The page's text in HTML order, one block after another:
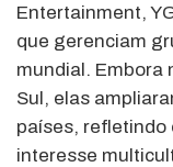
Entertainment,
que gerenciam
mundial. Embora
Sul, elas
países, refletindo
interesse